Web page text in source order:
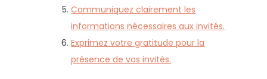
Communiquez clairement les
informations nécessaires aux invités.
Exprimez votre gratitude pour la
présence de vos invités.